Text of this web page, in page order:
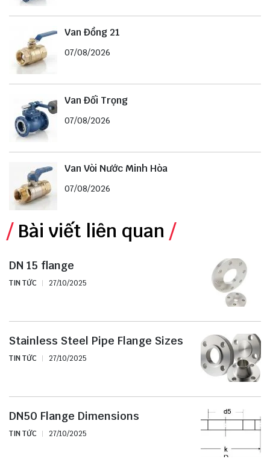
Van Đồng 21
07/08/2026
Van Đối Trọng
07/08/2026
Van Vòi Nước Minh Hòa
07/08/2026
Bài viết liên quan
DN 15 flange
TIN TỨC 27/10/2025
Stainless Steel Pipe Flange Sizes
TIN TỨC 27/10/2025
DN50 Flange Dimensions
TIN TỨC 27/10/2025